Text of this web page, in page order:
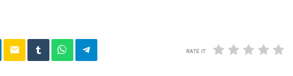
email RATE IT